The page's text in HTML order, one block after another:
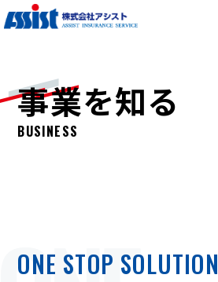
事業を知る
BUSINESS
ONE STOP SOLUTION